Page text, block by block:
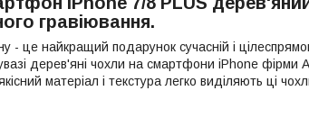
гравіювання.
- це найкращий подарунок сучасній і
дерев'яні чохли на смартфони iPhone фірми
матеріал і текстура легко виділяють ці